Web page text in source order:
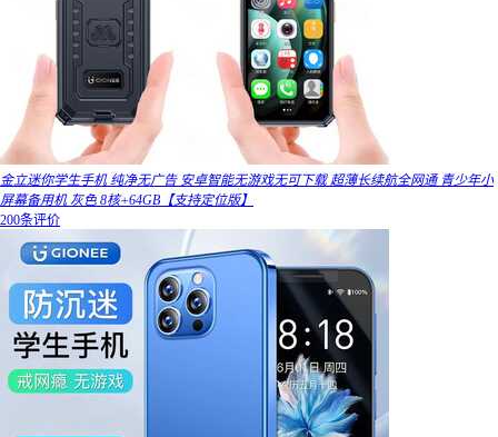
金立迷你学生手机 纯净无广告 安卓智能无游戏无可下载 超薄长续航全网通 青少年小
屏幕备用机 灰色 8核+64GB【支持定位版】
200条评价